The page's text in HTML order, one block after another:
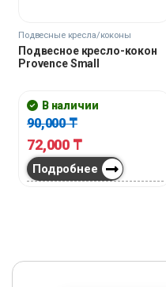
Подвесные кресла/коконы
Подвесное кресло-кокон
Provence Small
В наличии
90,000₸
72,000 ₸
Подробнее